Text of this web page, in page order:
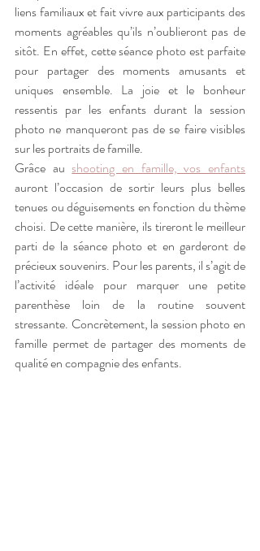
liens familiaux et fait vivre aux participants des
moments agréables qu’ils n’oublieront pas de
sitôt. En effet, cette séance photo est parfaite
pour partager des moments amusants et
uniques ensemble. La joie et le bonheur
ressentis par les enfants durant la session
photo ne manqueront pas de se faire visibles
sur les portraits de famille.
Grâce au shooting en famille, vos enfants
auront l’occasion de sortir leurs plus belles
tenues ou déguisements en fonction du thème
choisi. De cette manière, ils tireront le meilleur
parti de la séance photo et en garderont de
précieux souvenirs. Pour les parents, il s’agit de
l’activité idéale pour marquer une petite
parenthèse loin de la routine souvent
stressante. Concrètement, la session photo en
famille permet de partager des moments de
qualité en compagnie des enfants.